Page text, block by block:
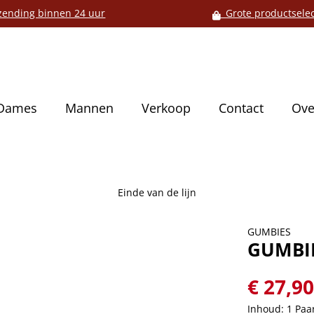
binnen 24 uur Grote
Mannen Verkoop Contact
Einde van de lijn
GUMBIES
€ 27,90
Inhoud: 1